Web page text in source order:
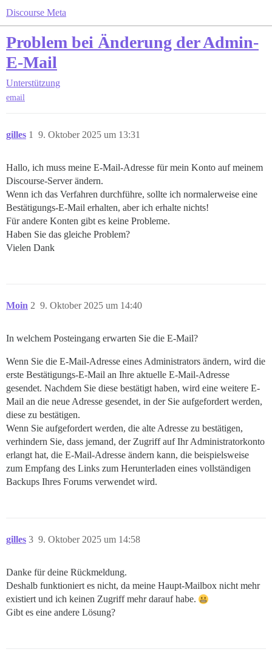
Discourse Meta
Problem bei Änderung der Admin-
E-Mail
Unterstützung
email
gilles 9. Oktober 2025 um 13:31
1
Hallo, ich muss meine E-Mail-Adresse für mein Konto auf meinem
Discourse-Server ändern.
Wenn ich das Verfahren durchführe, sollte ich normalerweise eine
Bestätigungs-E-Mail erhalten, aber ich erhalte nichts!
Für andere Konten gibt es keine Probleme.
Haben Sie das gleiche Problem?
Vielen Dank
Moin 9. Oktober 2025 um 14:40
2
In welchem Posteingang erwarten Sie die E-Mail?
Wenn Sie die E-Mail-Adresse eines Administrators ändern, wird die
erste Bestätigungs-E-Mail an Ihre aktuelle E-Mail-Adresse
gesendet. Nachdem Sie diese bestätigt haben, wird eine weitere E-
Mail an die neue Adresse gesendet, in der Sie aufgefordert werden,
diese zu bestätigen.
Wenn Sie aufgefordert werden, die alte Adresse zu bestätigen,
verhindern Sie, dass jemand, der Zugriff auf Ihr Administratorkonto
erlangt hat, die E-Mail-Adresse ändern kann, die beispielsweise
zum Empfang des Links zum Herunterladen eines vollständigen
Backups Ihres Forums verwendet wird.
gilles 9. Oktober 2025 um 14:58
3
Danke für deine Rückmeldung.
Deshalb funktioniert es nicht, da meine Haupt-Mailbox nicht mehr
existiert und ich keinen Zugriff mehr darauf habe.
Gibt es eine andere Lösung?